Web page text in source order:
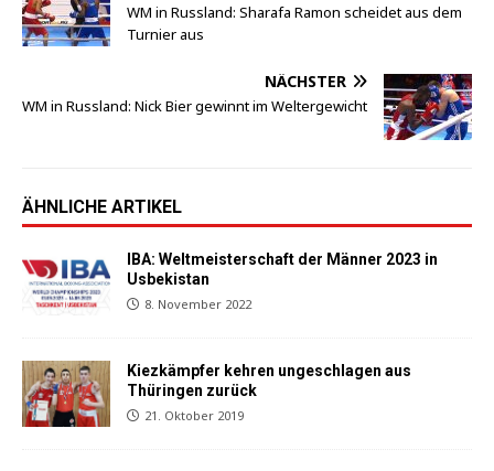
WM in Russland: Sharafa Ramon scheidet aus dem
Turnier aus
NÄCHSTER
WM in Russland: Nick Bier gewinnt im Weltergewicht
ÄHNLICHE ARTIKEL
IBA: Weltmeisterschaft der Männer 2023 in
Usbekistan
8. November 2022
Kiezkämpfer kehren ungeschlagen aus
Thüringen zurück
21. Oktober 2019